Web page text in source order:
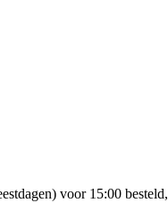
voor 15:00 besteld,